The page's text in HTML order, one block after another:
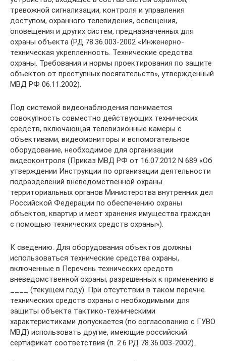
тревожной сигнализации, контроля и управления
доступом, охранного телевидения, освещения,
оповещения и других систем, предназначенных для
охраны объекта (РД 78.36.003-2002 «Инженерно-
техническая укрепленность. Технические средства
охраны. Требования и нормы проектирования по защите
объектов от преступных посягательств», утвержденный
МВД РФ 06.11.2002).
Под системой видеонаблюдения понимается
совокупность совместно действующих технических
средств, включающая телевизионные камеры с
объективами, видеомониторы и вспомогательное
оборудование, необходимое для организации
видеоконтроля (Приказ МВД РФ от 16.07.2012 N 689 «Об
утверждении Инструкции по организации деятельности
подразделений вневедомственной охраны
территориальных органов Министерства внутренних дел
Российской Федерации по обеспечению охраны
объектов, квартир и мест хранения имущества граждан
с помощью технических средств охраны»).
К сведению. Для оборудования объектов должны
использоваться технические средства охраны,
включенные в Перечень технических средств
вневедомственной охраны, разрешенных к применению в
____ (текущем году). При отсутствии в таком перечне
технических средств охраны с необходимыми для
защиты объекта тактико-техническими
характеристиками допускается (по согласованию с ГУВО
МВД) использовать другие, имеющие российский
сертификат соответствия (п. 2.6 РД 78.36.003-2002).